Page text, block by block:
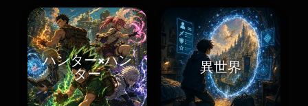
ハンター×ハン
ター
異世界